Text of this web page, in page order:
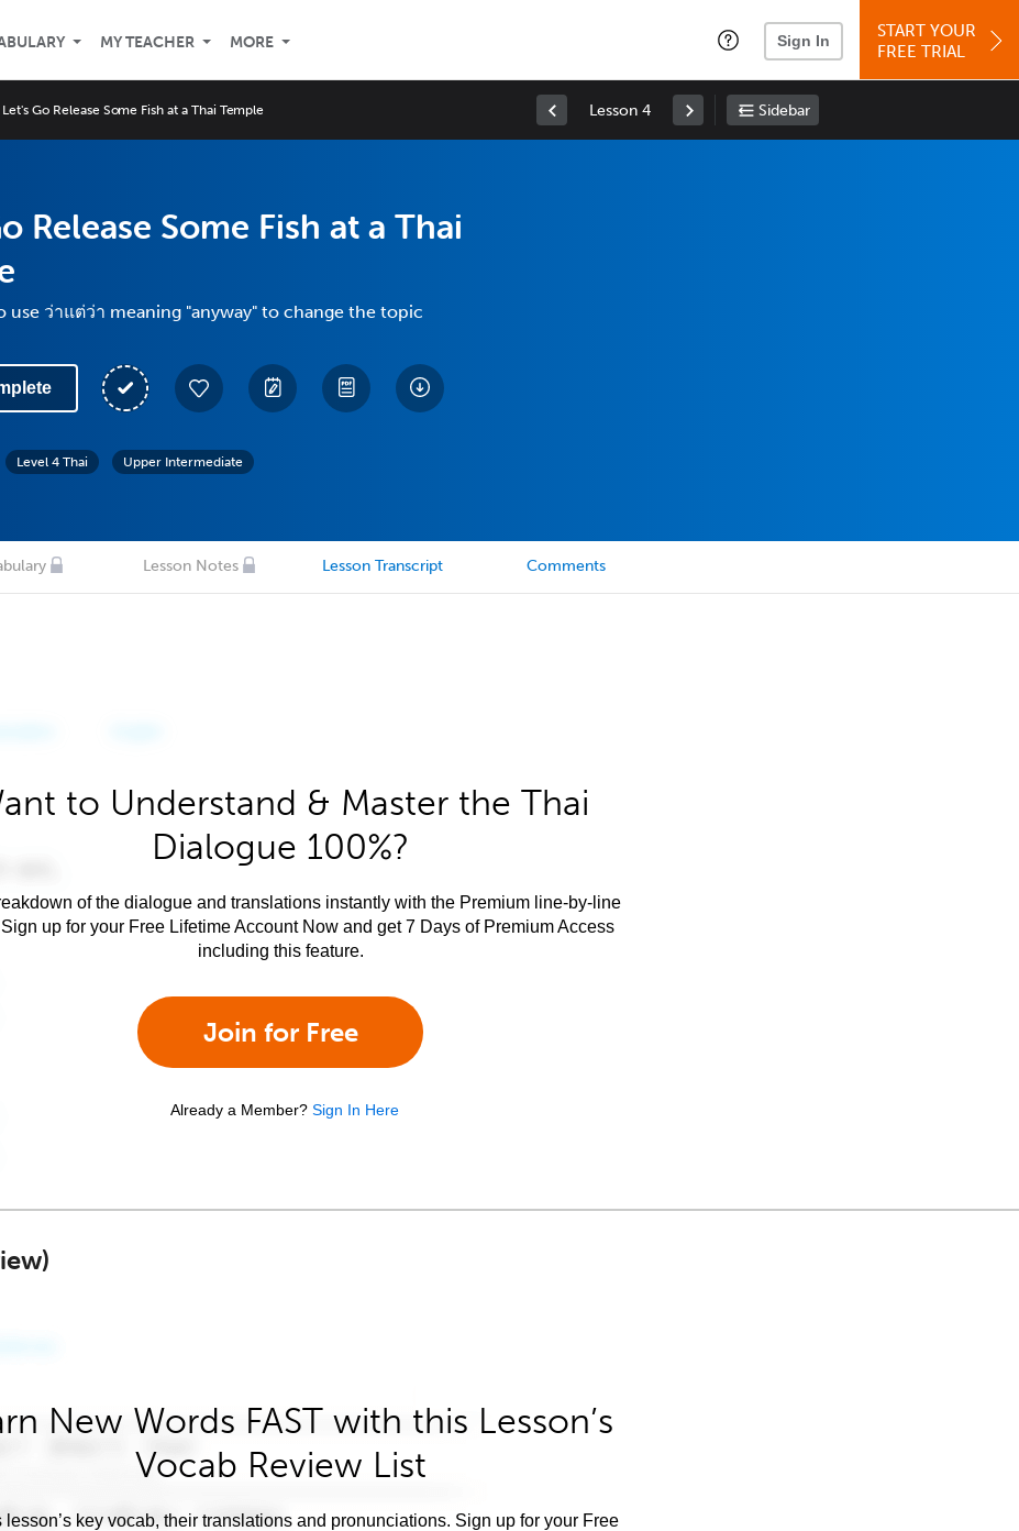
MY TEACHER MORE Sign In
START YOUR
FREE TRIAL
Let's Go Release Some Fish at a Thai Temple Lesson 4 Sidebar
Release Some Fish at a Thai
use ว่าแต่ว่า meaning "anyway" to change the topic
Level 4 Thai Upper Intermediate
Lesson Notes Lesson Transcript Comments
to Understand & Master the Thai
Dialogue 100%?
of the dialogue and translations instantly with the Premium line-by-line
up for your Free Lifetime Account Now and get 7 Days of Premium Access
including this feature.
Join for Free
Already a Member? Sign In Here
New Words FAST with this Lesson’s
Vocab Review List
lesson’s key vocab, their translations and pronunciations. Sign up for your Free